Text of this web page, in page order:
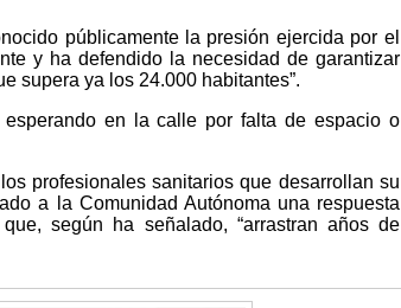
públicamente la presión ejercida por el
y ha defendido la necesidad de garantizar
supera ya los 24.000 habitantes”.
en la calle por falta de espacio o
profesionales sanitarios que desarrollan su
a la Comunidad Autónoma una respuesta
según ha señalado, “arrastran años de